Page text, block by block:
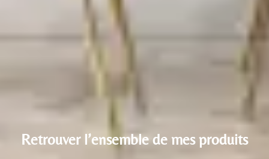
Retrouver l’ensemble de mes produits